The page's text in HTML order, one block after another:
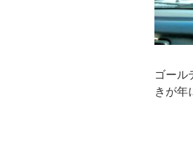
ゴール
きが年